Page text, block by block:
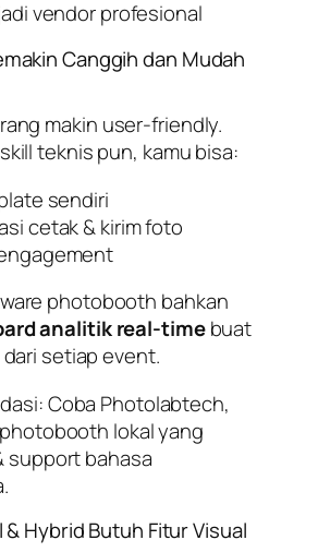
vendor profesional
Canggih dan Mudah
makin user-friendly.
teknis pun, kamu bisa:
sendiri
cetak & kirim foto
photobooth bahkan
analitik real-timebuat
setiap event.
Coba Photolabtech,
lokal yang
support bahasa
& Hybrid Butuh Fitur Visual